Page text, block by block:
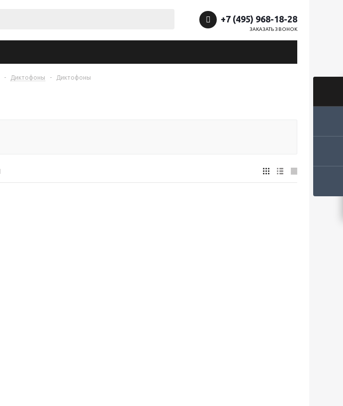
+7 (495) 968-18-28
ЗАКАЗАТЬ ЗВОНОК
- Диктофоны - Диктофоны